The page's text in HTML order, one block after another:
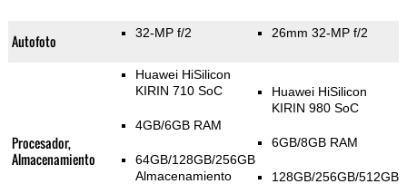
Autofoto 32-MP f/2 26mm 32-MP f/2
Procesador,
Almacenamiento
Huawei HiSilicon
KIRIN 710 SoC
4GB/6GB RAM
64GB/128GB/256GB
Almacenamiento
Huawei HiSilicon
KIRIN 980 SoC
6GB/8GB RAM
128GB/256GB/512GB